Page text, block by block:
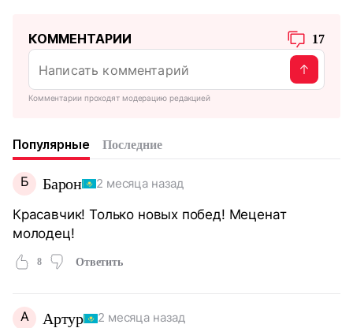
КОММЕНТАРИИ 17
Комментарии проходят модерацию редакцией
Популярные Последние
Б Барон 2 месяца назад
Красавчик! Только новых побед! Меценат
молодец!
8 Ответить
А Артур 2 месяца назад